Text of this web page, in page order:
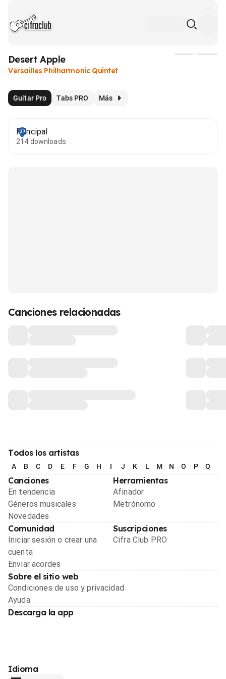
Desert Apple
Versailles Philharmonic Quintet
Guitar Pro Tabs PRO Más
Principal
214 downloads
Canciones relacionadas
Todos los artistas
A B C D E F G H I J K L M N O P Q
Canciones
En tendencia
Géneros musicales
Novedades
Herramientas
Afinador
Metrónomo
Comunidad
Iniciar sesión o crear una
cuenta
Enviar acordes
Suscripciones
Cifra Club PRO
Sobre el sitio web
Condiciones de uso y privacidad
Ayuda
Descarga la app
Idioma